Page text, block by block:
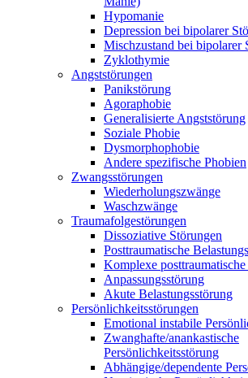
Hypomanie
Depression bei bipolarer
Mischzustand bei bipolarer
Zyklothymie
Angststörungen
Panikstörung
Agoraphobie
Generalisierte Angststörung
Soziale Phobie
Dysmorphophobie
Andere spezifische Phobien
Zwangsstörungen
Wiederholungszwänge
Waschzwänge
Traumafolgestörungen
Dissoziative Störungen
Posttraumatische
Komplexe
Anpassungsstörung
Akute Belastungsstörung
Persönlichkeitsstörungen
Emotional instabile
Zwanghafte/anankastische
Persönlichkeitsstörung
Abhängige/dependente